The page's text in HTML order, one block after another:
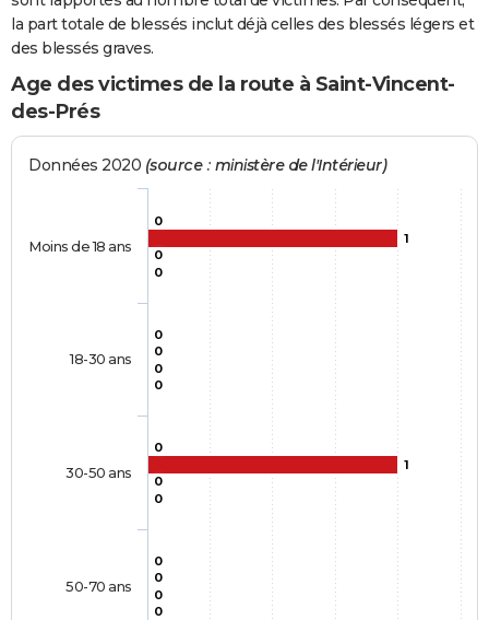
la part totale de blessés inclut déjà celles des blessés légers et
des blessés graves.
Age des victimes de la route à Saint-Vincent-
des-Prés
Données 2020 (source : ministère de l'Intérieur)
0
0
0
0
1
0
1
0
0
0
0
0
0
0
0
0
Moins de 18 ans
18-30 ans
30-50 ans
50-70 ans